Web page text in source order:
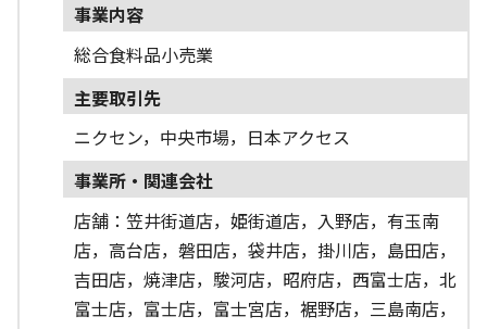
事業内容
総合食料品小売業
主要取引先
ニクセン，中央市場，日本アクセス
事業所・関連会社
店舗：笠井街道店，姫街道店，入野店，有玉南
店，高台店，磐田店，袋井店，掛川店，島田店，
吉田店，焼津店，駿河店，昭府店，西富士店，北
富士店，富士店，富士宮店，裾野店，三島南店，